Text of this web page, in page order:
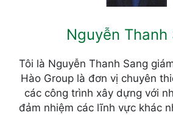
Nguyễn Thanh
Tôi là Nguyễn Thanh Sang
Hào Group là đơn vị chuyên
các công trình xây dựng với
đảm nhiệm các lĩnh vực khác